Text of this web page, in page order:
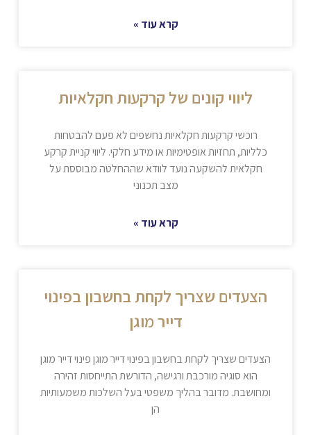
קרא עוד »
ליווי קונים של קרקעות חקלאיות
רוכשי קרקעות חקלאיות נחשפים לא פעם להבטחות
כלליות, תחזיות אופטימיות או מידע חלקי. ליווי קניית קרקע
חקלאית להשקעה נועד לוודא שההחלטה מבוססת על
מצב תכנוני
קרא עוד »
הצעדים שצריך לקחת בחשבון בפינוי
דייר מוגן
הצעדים שצריך לקחת בחשבון בפינוי דייר מוגן פינוי דייר מוגן
הוא סוגיה מורכבת ורגישה, הדורשת התייחסות זהירה
ומחושבת. מדובר בהליך משפטי בעל השלכות משמעותיות
הן